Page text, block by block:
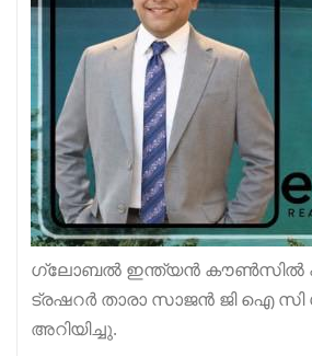
ഗ്ലോബൽ ഇന്ത്യൻ കൗൺസിൽ
ട്രഷറർ താരാ സാജൻ ജി ഐ
അറിയിച്ചു.